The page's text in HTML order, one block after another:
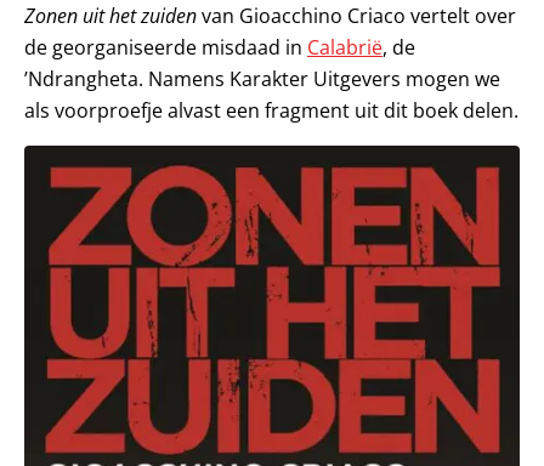
Zonen uit het zuidenvan Gioacchino Criaco vertelt over
de georganiseerde misdaad in Calabrië, de
’Ndrangheta. Namens Karakter Uitgevers mogen we
als voorproefje alvast een fragment uit dit boek delen.